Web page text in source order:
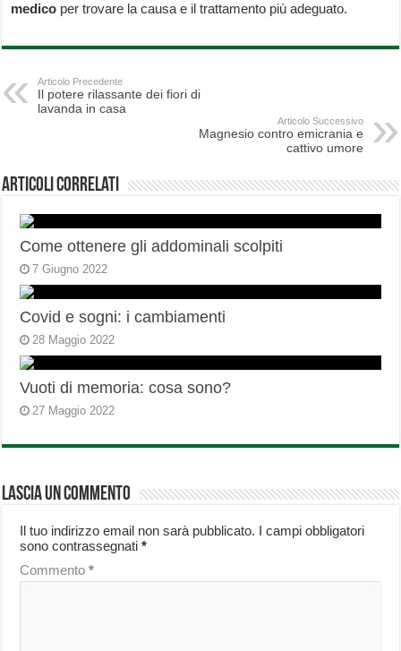
medico per trovare la causa e il trattamento più adeguato.
Articolo Precedente
Il potere rilassante dei fiori di
lavanda in casa
Articolo Successivo
Magnesio contro emicrania e
cattivo umore
Articoli correlati
Come ottenere gli addominali scolpiti
7 Giugno 2022
Covid e sogni: i cambiamenti
28 Maggio 2022
Vuoti di memoria: cosa sono?
27 Maggio 2022
Lascia un commento
Il tuo indirizzo email non sarà pubblicato. I campi obbligatori
sono contrassegnati*
Commento*